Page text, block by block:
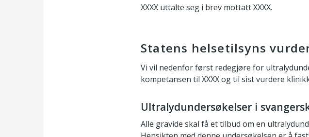
XXXX uttalte seg i brev mottatt XXXX.
Statens helsetilsyns
Vi vil nedenfor først redegjøre for
kompetansen til XXXX og til sist vurdere
Ultralydundersøkelser i
Alle gravide skal få et tilbud om en